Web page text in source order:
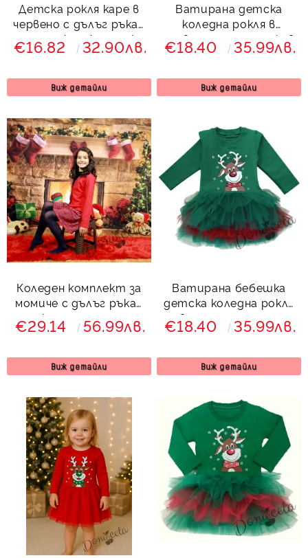
Детска рокля каре в
червено с дълъг ръкав
с панделка и къдрички
€16.82 32.90лв.
Виж детайли
Ватирана детска
коледна рокля в
червено с дълъг ръкав
с тюл с еленче
€18.40 35.99лв.
Виж детайли
Коледен комплект за
момиче с дълъг ръкав
от карирана пола и
сако
€29.14 56.99лв.
Виж детайли
Ватирана бебешка
детска коледна рокля
в зелено с тюл и
еленче Звън
€18.40 35.99лв.
Виж детайли